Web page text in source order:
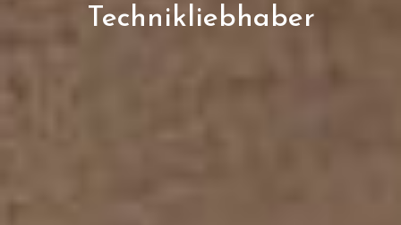
Technikliebhaber